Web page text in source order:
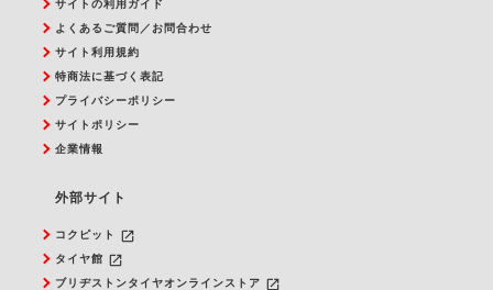
サイトの利用ガイド
よくあるご質問／お問合わせ
サイト利用規約
特商法に基づく表記
プライバシーポリシー
サイトポリシー
企業情報
外部サイト
コクピット launch
タイヤ館 launch
ブリヂストンタイヤオンラインストア launch